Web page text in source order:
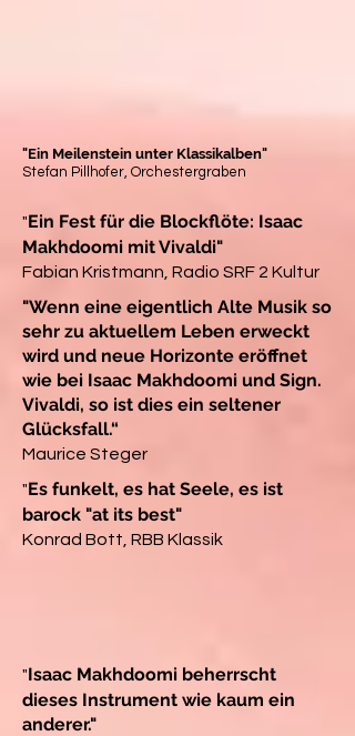
"Ein Meilenstein unter Klassikalben"
Stefan Pillhofer, Orchestergraben
"Ein Fest für die Blockflöte: Isaac
Makhdoomi mit Vivaldi"
Fabian Kristmann, Radio SRF 2 Kultur
"Wenn eine eigentlich Alte Musik so
sehr zu aktuellem Leben erweckt
wird und neue Horizonte eröffnet
wie bei Isaac Makhdoomi und Sign.
Vivaldi, so ist dies ein seltener
Glücksfall.“
Maurice Steger
"Es funkelt, es hat Seele, es ist
barock "at its best"
Konrad Bott, RBB Klassik
"Isaac Makhdoomi beherrscht
dieses Instrument wie kaum ein
anderer."